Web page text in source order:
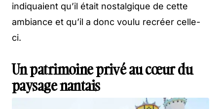
indiquaient qu’il était nostalgique de cette
ambiance et qu’il a donc voulu recréer celle-
ci.
Un patrimoine privé au cœur du
paysage nantais